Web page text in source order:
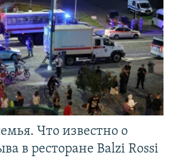
Что известно о
в ресторане Balzi Rossi